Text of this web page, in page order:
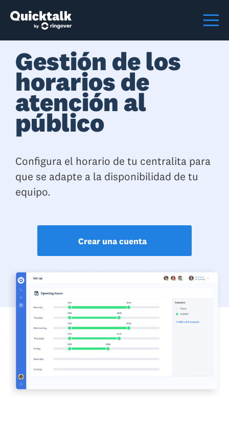
Gestión de los
horarios de
atención al
público
Configura el horario de tu centralita para
que se adapte a la disponibilidad de tu
equipo.
Crear una cuenta